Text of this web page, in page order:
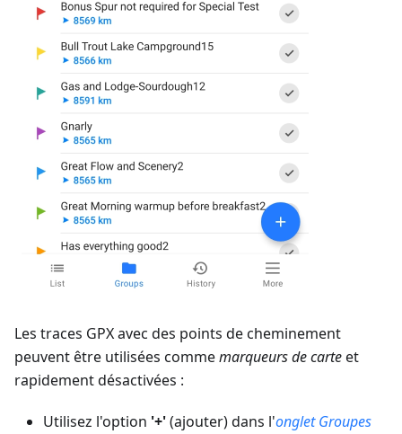
Les traces GPX avec des points de cheminement
peuvent être utilisées commemarqueurs de carteet
rapidement désactivées :
Utilisez l'option '+'(ajouter) dans l'onglet Groupes